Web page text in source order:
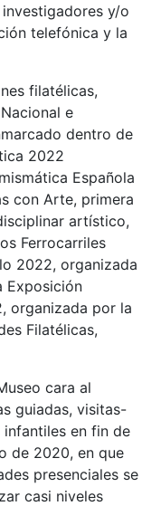
y/o
telefónica y la
filatélicas,
e
dentro de
2022
Española
con Arte, primera
artístico,
Ferrocarriles
2022, organizada
Exposición
organizada por la
Filatélicas,
cara al
guiadas, visitas-
en fin de
de 2020, en que
presenciales se
casi niveles